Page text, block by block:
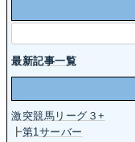
最新記事一覧
激突競馬リーグ３+
┣第1サーバー